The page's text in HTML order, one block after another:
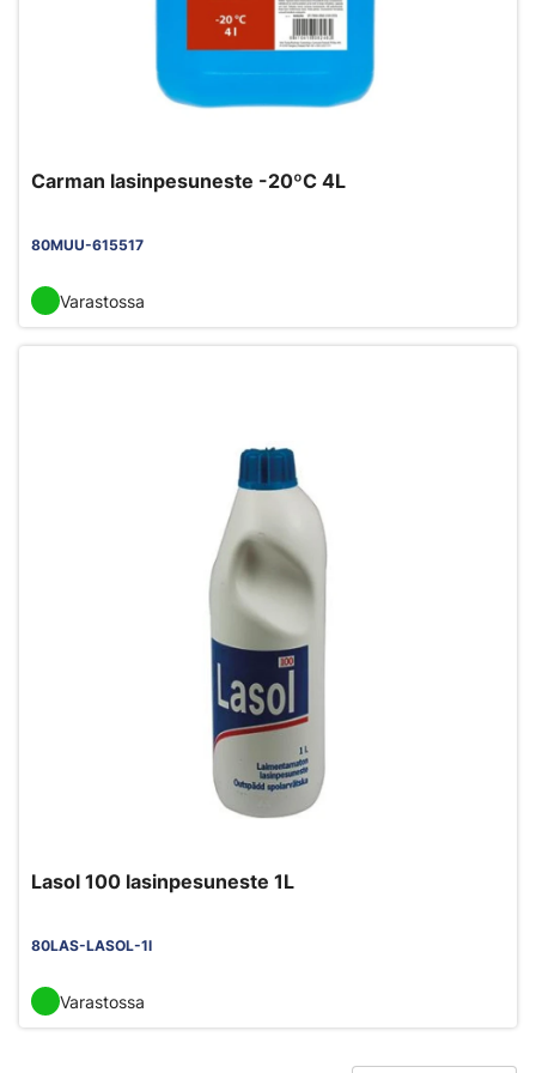
Carman lasinpesuneste -20ºC 4L
80MUU-615517
Varastossa
Lasol 100 lasinpesuneste 1L
80LAS-LASOL-1l
Varastossa